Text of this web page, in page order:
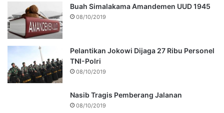
Buah Simalakama Amandemen UUD 1945
08/10/2019
Pelantikan Jokowi Dijaga 27 Ribu Personel
TNI-Polri
08/10/2019
Nasib Tragis Pemberang Jalanan
08/10/2019